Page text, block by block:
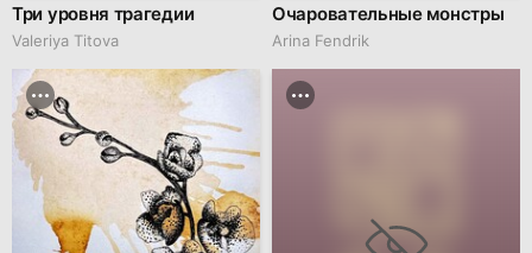
Три уровня трагедии
Valeriya Titova
Очаровательные монстры
Arina Fendrik